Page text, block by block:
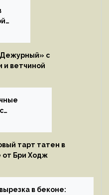
с
и ветчиной
тарт татен в
от Бри Ходж
в беконе: